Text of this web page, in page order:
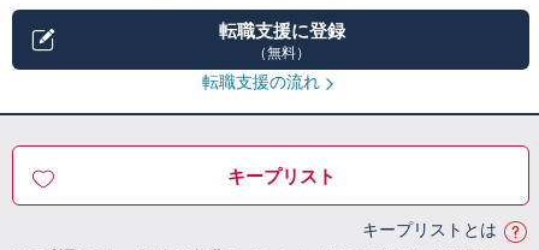
転職支援に登録
（無料）
転職支援の流れ
キープリスト
キープリストとは